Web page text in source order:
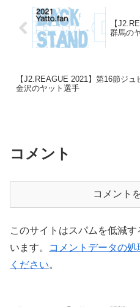
【
群馬の
【J2.REAGUE 2021】第16節ジュ
金沢のヤット選手
コメント
コメント
このサイトはスパムを低減
います。
コメントデータの
ください。